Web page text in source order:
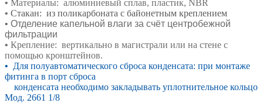
• Материалы: алюминиевый сплав, пластик, NBR
• Стакан: из поликарбоната с байонетным креплением
• Отделение капельной влаги за счёт центробежной
фильтрации
• Крепление: вертикально в магистрали или на стене с
помощью кронштейнов.
• Для полуавтоматического сброса конденсата: при монтаже
фитинга в порт сброса
конденсата необходимо закладывать уплотнительное кольцо
Мод. 2661 1/8